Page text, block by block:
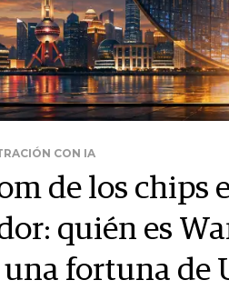
CON IA
de los chips
quién es
fortuna de